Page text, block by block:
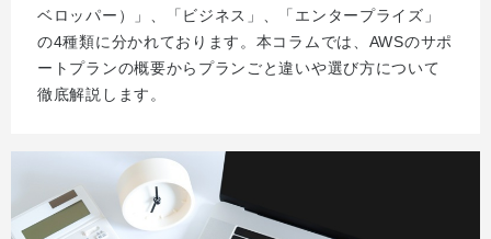
ベロッパー）」、「ビジネス」、「エンタープライズ」
の4種類に分かれております。本コラムでは、AWSのサポ
ートプランの概要からプランごと違いや選び方について
徹底解説します。